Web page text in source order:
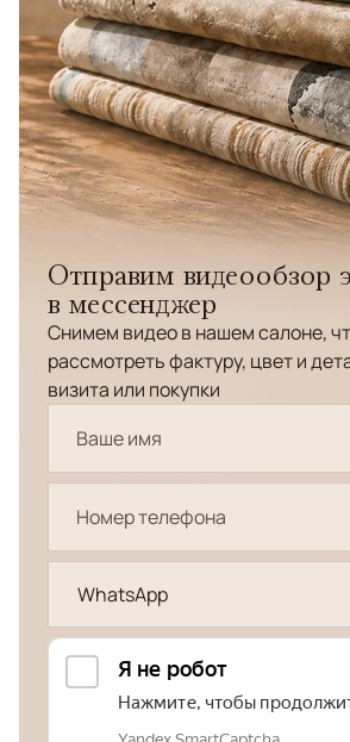
Отправим видеообзор
в мессенджер
Снимем видео в нашем салоне,
рассмотреть фактуру, цвет и
визита или покупки
WhatsApp